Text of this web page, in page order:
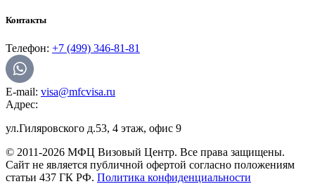
Контакты
Телефон: +7 (499) 346-81-81
E-mail: visa@mfcvisa.ru
Адрес:
ул.Гиляровского д.53, 4 этаж, офис 9
© 2011-2026 МФЦ Визовый Центр. Все права защищены.
Сайт не является публичной офертой согласно положениям
статьи 437 ГК РФ. Политика конфиденциальности